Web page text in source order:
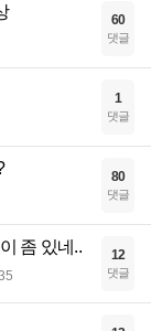
60
댓글
1
댓글
80
댓글
좀 있네.. 12
댓글